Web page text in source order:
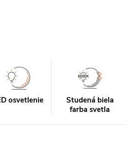
osvetlenie
Studená biela
farba svetla